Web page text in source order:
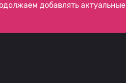
добавлять актуальные